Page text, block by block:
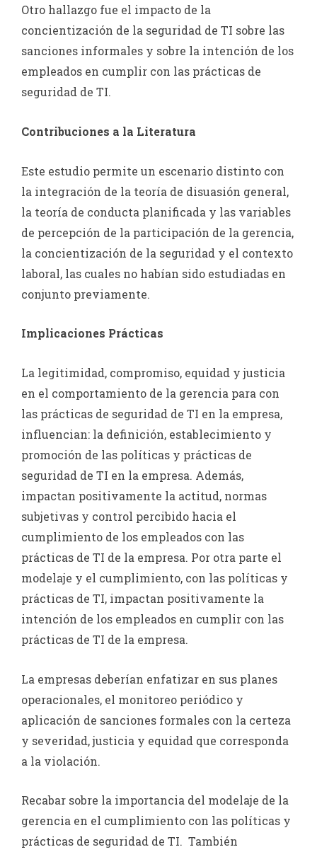
Otro hallazgo fue el impacto de la
concientización de la seguridad de TI sobre las
sanciones informales y sobre la intención de los
empleados en cumplir con las prácticas de
seguridad de TI.
Contribuciones a la Literatura
Este estudio permite un escenario distinto con
la integración de la teoría de disuasión general,
la teoría de conducta planificada y las variables
de percepción de la participación de la gerencia,
la concientización de la seguridad y el contexto
laboral, las cuales no habían sido estudiadas en
conjunto previamente.
Implicaciones Prácticas
La legitimidad, compromiso, equidad y justicia
en el comportamiento de la gerencia para con
las prácticas de seguridad de TI en la empresa,
influencian: la definición, establecimiento y
promoción de las políticas y prácticas de
seguridad de TI en la empresa. Además,
impactan positivamente la actitud, normas
subjetivas y control percibido hacia el
cumplimiento de los empleados con las
prácticas de TI de la empresa. Por otra parte el
modelaje y el cumplimiento, con las políticas y
prácticas de TI, impactan positivamente la
intención de los empleados en cumplir con las
prácticas de TI de la empresa.
La empresas deberían enfatizar en sus planes
operacionales, el monitoreo periódico y
aplicación de sanciones formales con la certeza
y severidad, justicia y equidad que corresponda
a la violación.
Recabar sobre la importancia del modelaje de la
gerencia en el cumplimiento con las políticas y
prácticas de seguridad de TI. También